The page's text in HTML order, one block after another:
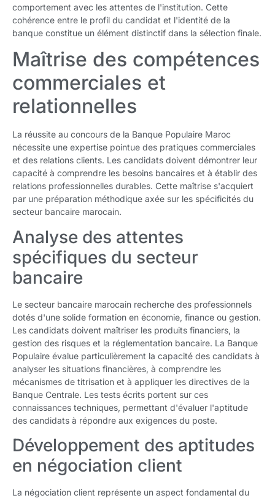
comportement avec les attentes de l'institution. Cette
cohérence entre le profil du candidat et l'identité de la
banque constitue un élément distinctif dans la sélection finale.
Maîtrise des compétences
commerciales et
relationnelles
La réussite au concours de la Banque Populaire Maroc
nécessite une expertise pointue des pratiques commerciales
et des relations clients. Les candidats doivent démontrer leur
capacité à comprendre les besoins bancaires et à établir des
relations professionnelles durables. Cette maîtrise s'acquiert
par une préparation méthodique axée sur les spécificités du
secteur bancaire marocain.
Analyse des attentes
spécifiques du secteur
bancaire
Le secteur bancaire marocain recherche des professionnels
dotés d'une solide formation en économie, finance ou gestion.
Les candidats doivent maîtriser les produits financiers, la
gestion des risques et la réglementation bancaire. La Banque
Populaire évalue particulièrement la capacité des candidats à
analyser les situations financières, à comprendre les
mécanismes de titrisation et à appliquer les directives de la
Banque Centrale. Les tests écrits portent sur ces
connaissances techniques, permettant d'évaluer l'aptitude
des candidats à répondre aux exigences du poste.
Développement des aptitudes
en négociation client
La négociation client représente un aspect fondamental du